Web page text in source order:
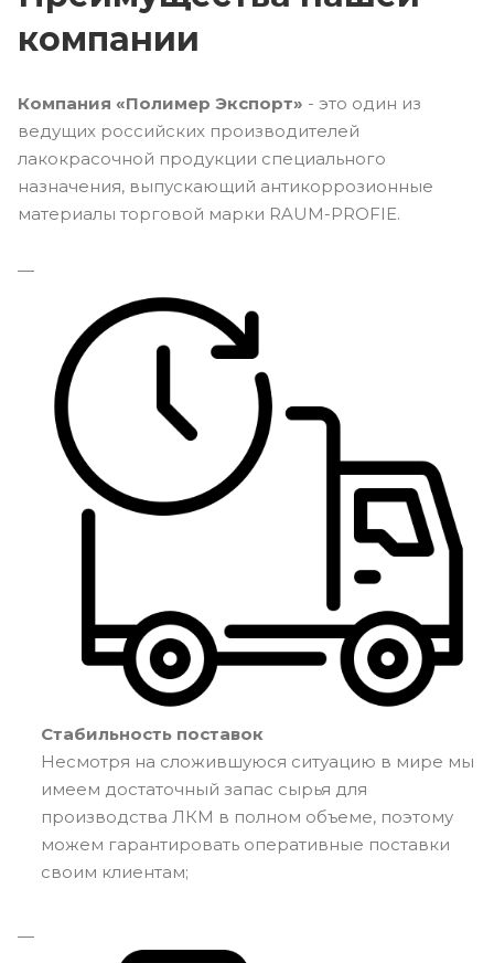
компании
Компания «Полимер Экспорт» - это один из
ведущих российских производителей
лакокрасочной продукции специального
назначения, выпускающий антикоррозионные
материалы торговой марки RAUM-PROFIE.
Стабильность поставок
Несмотря на сложившуюся ситуацию в мире мы
имеем достаточный запас сырья для
производства ЛКМ в полном объеме, поэтому
можем гарантировать оперативные поставки
своим клиентам;